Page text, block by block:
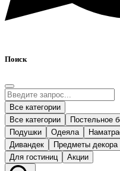
Поиск
Все категории
Все категории
Постельное
Подушки
Одеяла
Дивандек
Предметы декора
Для гостиниц
Акции